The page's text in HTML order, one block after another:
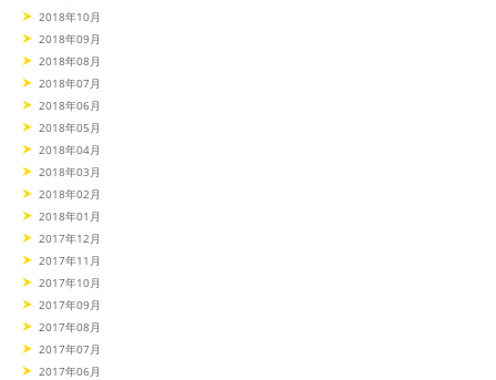
2018年10月
2018年09月
2018年08月
2018年07月
2018年06月
2018年05月
2018年04月
2018年03月
2018年02月
2018年01月
2017年12月
2017年11月
2017年10月
2017年09月
2017年08月
2017年07月
2017年06月